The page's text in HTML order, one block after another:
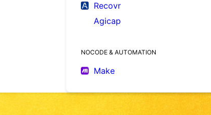
Recovr
Agicap
NOCODE & AUTOMATION
Make